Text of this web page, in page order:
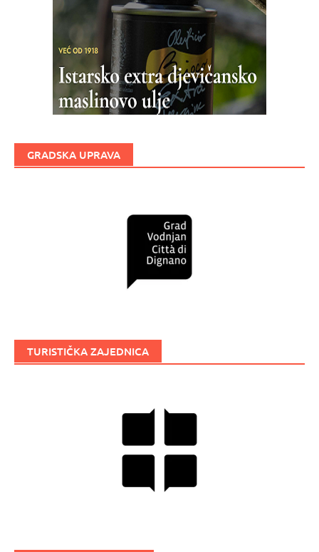
GRADSKA UPRAVA
TURISTIČKA ZAJEDNICA